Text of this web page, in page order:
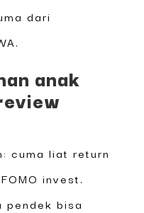
dari
anak
cuma liat return
invest.
pendek bisa